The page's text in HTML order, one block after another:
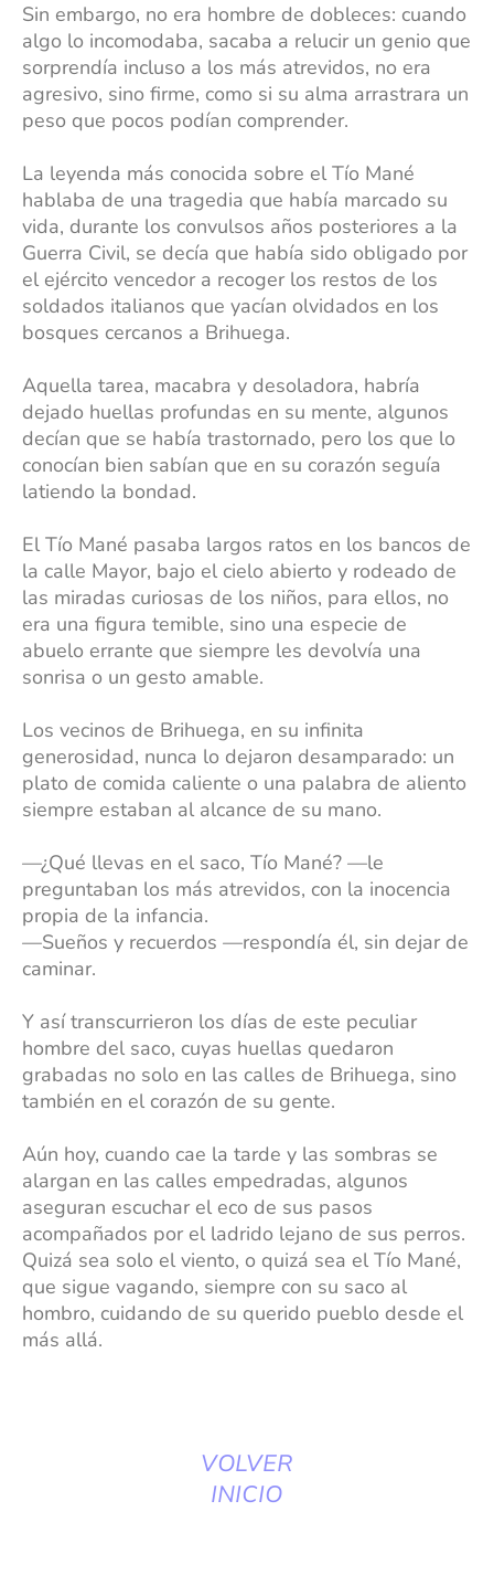
Sin embargo, no era hombre de dobleces: cuando
algo lo incomodaba, sacaba a relucir un genio que
sorprendía incluso a los más atrevidos, no era
agresivo, sino firme, como si su alma arrastrara un
peso que pocos podían comprender.
La leyenda más conocida sobre el Tío Mané
hablaba de una tragedia que había marcado su
vida, durante los convulsos años posteriores a la
Guerra Civil, se decía que había sido obligado por
el ejército vencedor a recoger los restos de los
soldados italianos que yacían olvidados en los
bosques cercanos a Brihuega.
Aquella tarea, macabra y desoladora, habría
dejado huellas profundas en su mente, algunos
decían que se había trastornado, pero los que lo
conocían bien sabían que en su corazón seguía
latiendo la bondad.
El Tío Mané pasaba largos ratos en los bancos de
la calle Mayor, bajo el cielo abierto y rodeado de
las miradas curiosas de los niños, para ellos, no
era una figura temible, sino una especie de
abuelo errante que siempre les devolvía una
sonrisa o un gesto amable.
Los vecinos de Brihuega, en su infinita
generosidad, nunca lo dejaron desamparado: un
plato de comida caliente o una palabra de aliento
siempre estaban al alcance de su mano.
—¿Qué llevas en el saco, Tío Mané? —le
preguntaban los más atrevidos, con la inocencia
propia de la infancia.
—Sueños y recuerdos —respondía él, sin dejar de
caminar.
Y así transcurrieron los días de este peculiar
hombre del saco, cuyas huellas quedaron
grabadas no solo en las calles de Brihuega, sino
también en el corazón de su gente.
Aún hoy, cuando cae la tarde y las sombras se
alargan en las calles empedradas, algunos
aseguran escuchar el eco de sus pasos
acompañados por el ladrido lejano de sus perros.
Quizá sea solo el viento, o quizá sea el Tío Mané,
que sigue vagando, siempre con su saco al
hombro, cuidando de su querido pueblo desde el
más allá.
VOLVER
INICIO